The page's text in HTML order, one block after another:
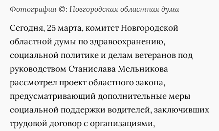
Фотография ©: Новгородская областная дума
Сегодня, 25 марта, комитет Новгородской
областной думы по здравоохранению,
социальной политике и делам ветеранов под
руководством Станислава Мельникова
рассмотрел проект областного закона,
предусматривающий дополнительные меры
социальной поддержки водителей, заключивших
трудовой договор с организациями,